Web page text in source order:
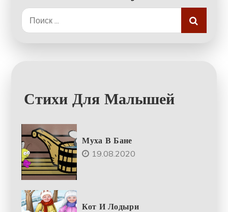
Поиск:
Стихи Для Малышей
Муха В Бане
19.08.2020
Кот И Лодыри